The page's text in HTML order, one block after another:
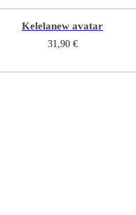
Kelelanew avatar
31,90 €